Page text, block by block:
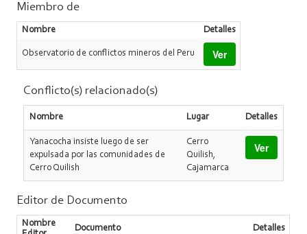
Miembro de
Nombre Detalles
Observatorio de conflictos mineros del Peru Ver
Conflicto(s) relacionado(s)
Nombre Lugar Detalles
Yanacocha insiste luego de ser
expulsada por las comunidades de
Cerro Quilish
Cerro
Quilish,
Cajamarca
Ver
Editor de Documento
Nombre
Documento Detalles